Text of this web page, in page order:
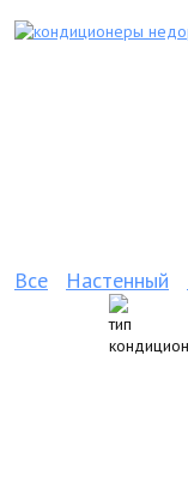
Все Настенный